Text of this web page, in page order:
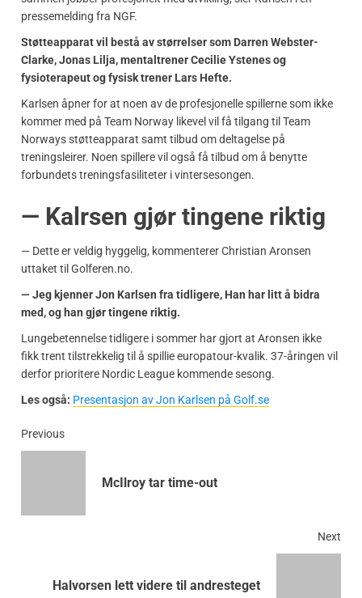
pressemelding fra NGF.
Støtteapparat vil bestå av størrelser som Darren Webster-
Clarke, Jonas Lilja, mentaltrener Cecilie Ystenes og
fysioterapeut og fysisk trener Lars Hefte.
Karlsen åpner for at noen av de profesjonelle spillerne som ikke
kommer med på Team Norway likevel vil få tilgang til Team
Norways støtteapparat samt tilbud om deltagelse på
treningsleirer. Noen spillere vil også få tilbud om å benytte
forbundets treningsfasiliteter i vintersesongen.
— Kalrsen gjør tingene riktig
— Dette er veldig hyggelig, kommenterer Christian Aronsen
uttaket til Golferen.no.
— Jeg kjenner Jon Karlsen fra tidligere, Han har litt å bidra
med, og han gjør tingene riktig.
Lungebetennelse tidligere i sommer har gjort at Aronsen ikke
fikk trent tilstrekkelig til å spillie europatour-kvalik. 37-åringen vil
derfor prioritere Nordic League kommende sesong.
Les også: Presentasjon av Jon Karlsen på Golf.se
Previous
McIlroy tar time-out
Next
Halvorsen lett videre til andresteget